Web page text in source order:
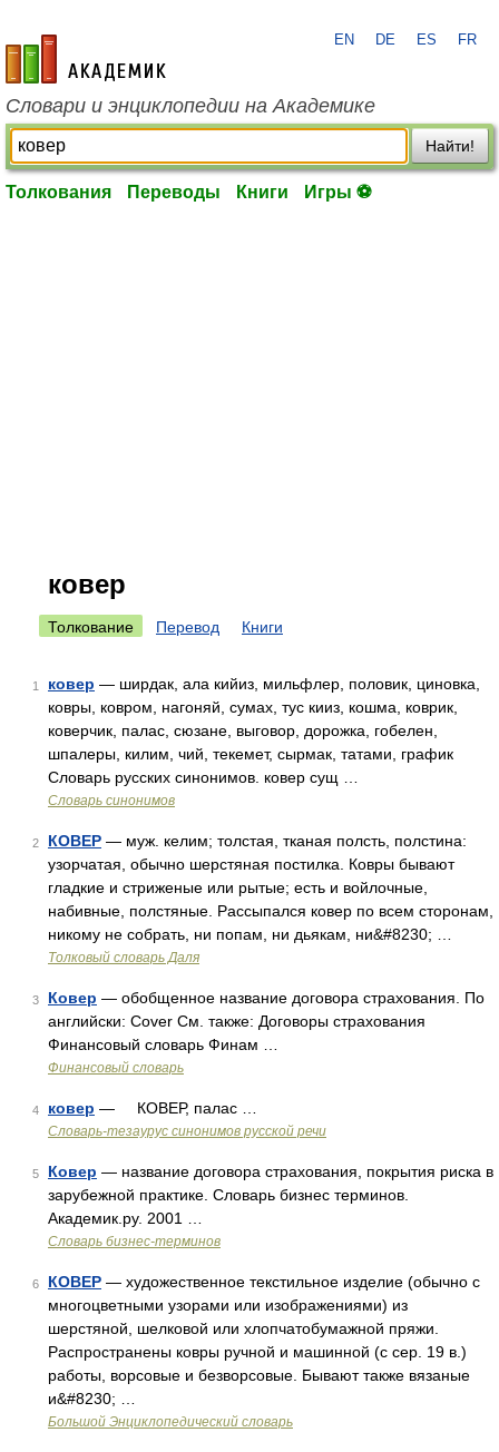
academic.ru
EN DE ES FR
Словари и энциклопедии на Академике
Найти!
Толкования Переводы Книги Игры ⚽
ковер
Толкование Перевод Книги
1 ковер — ширдак, ала кийиз, мильфлер, половик, циновка,
ковры, ковром, нагоняй, сумах, тус кииз, кошма, коврик,
коверчик, палас, сюзане, выговор, дорожка, гобелен,
шпалеры, килим, чий, текемет, сырмак, татами, график
Словарь русских синонимов. ковер сущ …
Словарь синонимов
2 КОВЕР — муж. келим; толстая, тканая полсть, полстина:
узорчатая, обычно шерстяная постилка. Ковры бывают
гладкие и стриженые или рытые; есть и войлочные,
набивные, полстяные. Рассыпался ковер по всем сторонам,
никому не собрать, ни попам, ни дьякам, ни&#8230; …
Толковый словарь Даля
3 Ковер — обобщенное название договора страхования. По
английски: Cover См. также: Договоры страхования
Финансовый словарь Финам …
Финансовый словарь
4 ковер — КОВЕР, палас …
Словарь-тезаурус синонимов русской речи
5 Ковер — название договора страхования, покрытия риска в
зарубежной практике. Словарь бизнес терминов.
Академик.ру. 2001 …
Словарь бизнес-терминов
6 КОВЕР — художественное текстильное изделие (обычно с
многоцветными узорами или изображениями) из
шерстяной, шелковой или хлопчатобумажной пряжи.
Распространены ковры ручной и машинной (с сер. 19 в.)
работы, ворсовые и безворсовые. Бывают также вязаные
и&#8230; …
Большой Энциклопедический словарь